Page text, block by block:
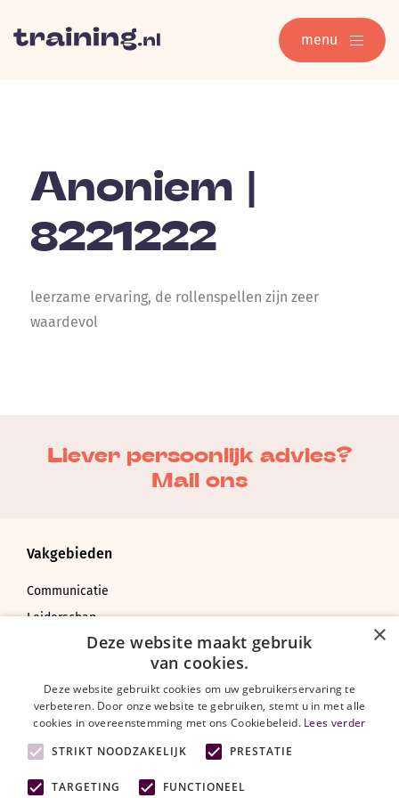
menu
Anoniem |
8221222
leerzame ervaring, de rollenspellen zijn zeer
waardevol
Vakgebieden
Communicatie
Leiderschap
Coachen, adviseren en veranderen
Liever persoonlijk advies?
Mail ons
Over Training.nl
Trainingen
×
Deze website maakt gebruik
van cookies.
Deze website gebruikt cookies om uw gebruikerservaring te
verbeteren. Door onze website te gebruiken, stemt u in met alle
cookies in overeenstemming met ons Cookiebeleid. Lees verder
STRIKT NOODZAKELIJK
PRESTATIE
TARGETING FUNCTIONEEL